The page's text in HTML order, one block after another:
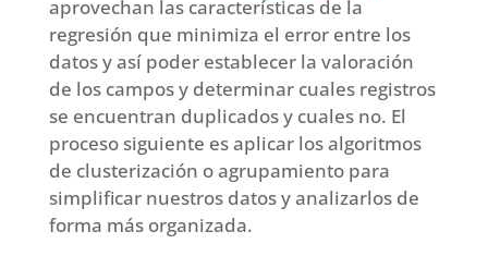
aprovechan las características de la
regresión que minimiza el error entre los
datos y así poder establecer la valoración
de los campos y determinar cuales registros
se encuentran duplicados y cuales no. El
proceso siguiente es aplicar los algoritmos
de clusterización o agrupamiento para
simplificar nuestros datos y analizarlos de
forma más organizada.